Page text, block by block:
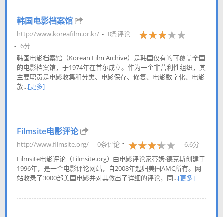
韩国电影档案馆
http://www.koreafilm.or.kr/
0条评论
6分
韩国电影档案馆（Korean Film Archive）是韩国仅有的可覆盖全国
的电影档案馆，于1974年在首尔成立。作为一个非营利性组织，其
主要职责是电影收集和分类、电影保存、修复、电影数字化、电影
放...[更多]
Filmsite电影评论
http://www.filmsite.org/ 0条评论
6.6分
Filmsite电影评论（Filmsite.org）由电影评论家蒂姆·德克斯创建于
1996年，是一个电影评论网站，自2008年起归美国AMC所有。网
站收录了3000部美国电影并对其做出了详细的评论，同...[更多]